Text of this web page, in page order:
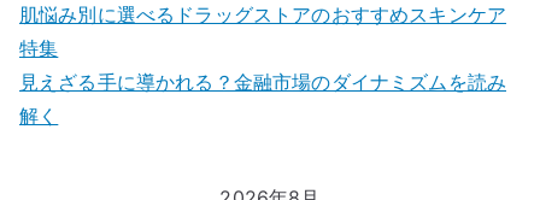
肌悩み別に選べるドラッグストアのおすすめスキンケア
特集
見えざる手に導かれる？金融市場のダイナミズムを読み
解く